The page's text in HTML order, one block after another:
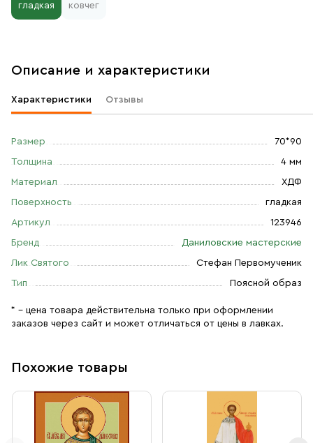
гладкая ковчег
Описание и характеристики
Характеристики Отзывы
Размер 70*90
Толщина 4 мм
Материал ХДФ
Поверхность гладкая
Артикул 123946
Бренд Даниловские мастерские
Лик Святого Стефан Первомученик
Тип Поясной образ
* – цена товара действительна только при оформлении
заказов через сайт и может отличаться от цены в лавках.
Похожие товары